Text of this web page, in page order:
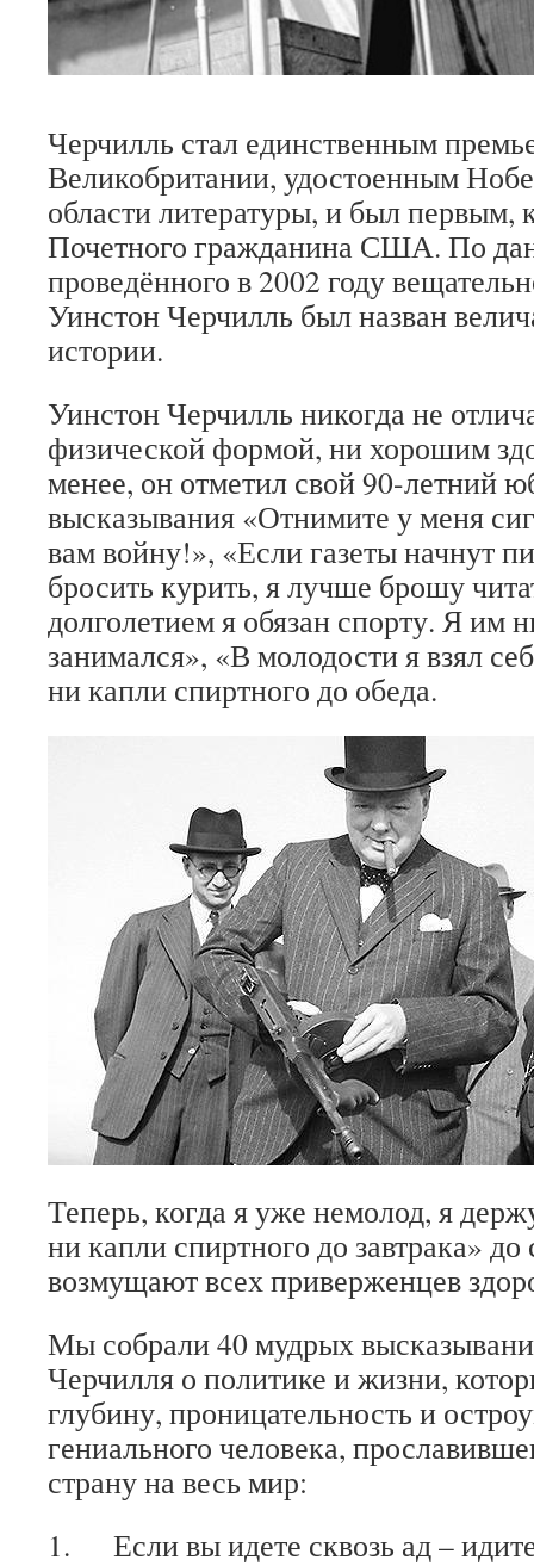
Черчилль стал единственным
Великобритании, удостоенным
области литературы, и был первым,
Почетного гражданина США. По
проведённого в 2002 году
Уинстон Черчилль был назван
истории.
Уинстон Черчилль никогда не
физической формой, ни хорошим
менее, он отметил свой 90-летний
высказывания «Отнимите у меня
вам войну!», «Если газеты начнут
бросить курить, я лучше брошу
долголетием я обязан спорту. Я им
занимался», «В молодости я взял
ни капли спиртного до обеда.
Теперь, когда я уже немолод, я
ни капли спиртного до завтрака»
возмущают всех приверженцев
Мы собрали 40 мудрых
Черчилля о политике и жизни,
глубину, проницательность и
гениального человека,
страну на весь мир:
1. Если вы идете сквозь ад –